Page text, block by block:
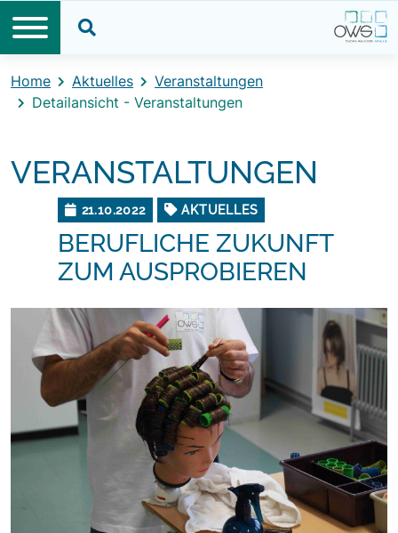
Home Aktuelles
Veranstaltungen
Detailansicht - Veranstaltungen
VERANSTALTUNGEN
21.10.2022 AKTUELLES
BERUFLICHE ZUKUNFT
ZUM AUSPROBIEREN